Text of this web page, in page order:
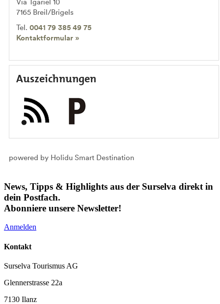
7165 Breil/Brigels
Tel. 0041 79 385 49 75
Kontaktformular »
Auszeichnungen
powered by Holidu Smart Destination
News, Tipps & Highlights aus der Surselva direkt in
dein Postfach.
Abonniere unsere Newsletter!
Anmelden
Kontakt
Surselva Tourismus AG
Glennerstrasse 22a
7130 Ilanz